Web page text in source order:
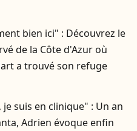
bien ici" : Découvrez le
de la Côte d'Azur où
a trouvé son refuge
suis en clinique" : Un an
Adrien évoque enfin